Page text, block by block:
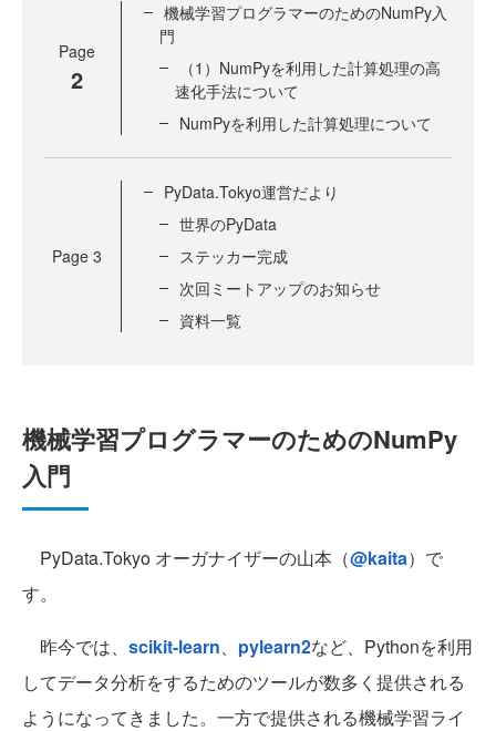
Page
2
機械学習プログラマーのためのNumPy入
門
（1）NumPyを利用した計算処理の高
速化手法について
NumPyを利用した計算処理について
Page 3
PyData.Tokyo運営だより
世界のPyData
ステッカー完成
次回ミートアップのお知らせ
資料一覧
機械学習プログラマーのためのNumPy
入門
PyData.Tokyo オーガナイザーの山本（@kaita）で
す。
昨今では、 scikit-learn、 pylearn2など、Pythonを利用
してデータ分析をするためのツールが数多く提供される
ようになってきました。一方で提供される機械学習ライ